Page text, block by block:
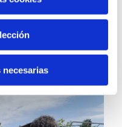
de la
desafíos